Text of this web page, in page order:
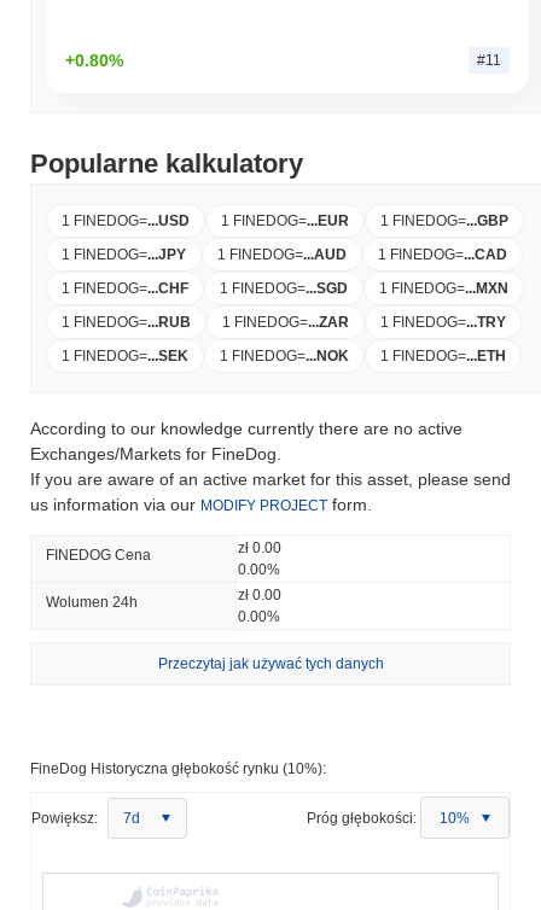
+0.80% #11
Popularne kalkulatory
1 FINEDOG=...USD 1 FINEDOG=...EUR 1 FINEDOG=...GBP
1 FINEDOG=...JPY 1 FINEDOG=...AUD 1 FINEDOG=...CAD
1 FINEDOG=...CHF 1 FINEDOG=...SGD 1 FINEDOG=...MXN
1 FINEDOG=...RUB 1 FINEDOG=...ZAR 1 FINEDOG=...TRY
1 FINEDOG=...SEK 1 FINEDOG=...NOK 1 FINEDOG=...ETH
According to our knowledge currently there are no active
Exchanges/Markets for FineDog.
If you are aware of an active market for this asset, please send
us information via our MODIFY PROJECT form.
FINEDOG Cena
zł 0.00
0.00%
Wolumen 24h
zł 0.00
0.00%
Przeczytaj jak używać tych danych
FineDog Historyczna głębokość rynku (10%):
Powiększ: 7d Próg głębokości: 10%